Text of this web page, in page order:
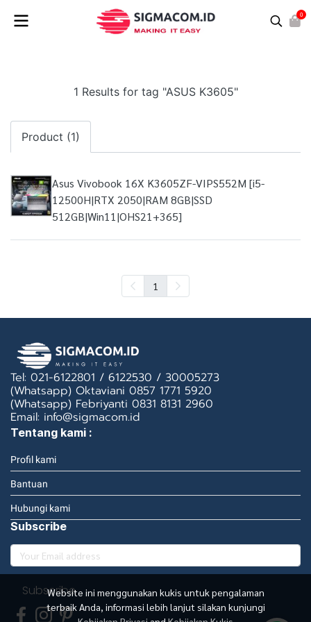
0
1 Results for tag "ASUS K3605"
Product (1)
Asus Vivobook 16X K3605ZF-VIPS552M [i5-
12500H|RTX 2050|RAM 8GB|SSD
512GB|Win11|OHS21+365]
1
Website ini menggunakan kukis untuk pengalaman
terbaik Anda, informasi lebih lanjut silakan kunjungi
Tel: 021-6122801 / 6122530 / 30005273
(Whatsapp) Oktaviani 0857 1771 5920
(Whatsapp) Febriyanti 0831 8131 2960
Email: info@sigmacom.id
Tentang kami :
Profil kami
Bantuan
Hubungi kami
Subscribe
Subscribe